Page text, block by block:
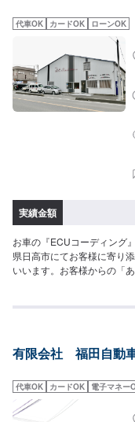
代車OK カードOK ローンOK
実績金額
お車の『ECUコーディング
県日高市にてお客様に寄り
いいます。お客様からの「
望のお客様は車種情報・車
自費修理、整備に限り代車
様にご負担いただいており
間：9:00~18:00
有限会社 福田自動
代車OK カードOK 電子マネー